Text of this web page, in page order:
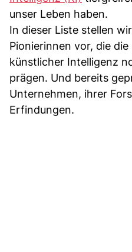
unser Leben haben.
In dieser Liste stellen
Pionierinnen vor, die
künstlicher Intelligenz
prägen. Und bereits
Unternehmen, ihrer
Erfindungen.